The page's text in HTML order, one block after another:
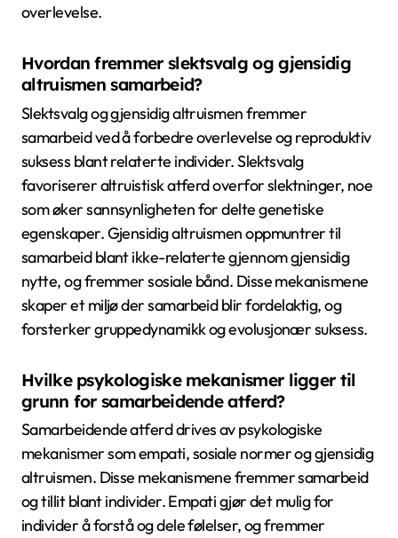
overlevelse.
Hvordan fremmer slektsvalg og gjensidig
altruismen samarbeid?
Slektsvalg og gjensidig altruismen fremmer
samarbeid ved å forbedre overlevelse og reproduktiv
suksess blant relaterte individer. Slektsvalg
favoriserer altruistisk atferd overfor slektninger, noe
som øker sannsynligheten for delte genetiske
egenskaper. Gjensidig altruismen oppmuntrer til
samarbeid blant ikke-relaterte gjennom gjensidig
nytte, og fremmer sosiale bånd. Disse mekanismene
skaper et miljø der samarbeid blir fordelaktig, og
forsterker gruppedynamikk og evolusjonær suksess.
Hvilke psykologiske mekanismer ligger til
grunn for samarbeidende atferd?
Samarbeidende atferd drives av psykologiske
mekanismer som empati, sosiale normer og gjensidig
altruismen. Disse mekanismene fremmer samarbeid
og tillit blant individer. Empati gjør det mulig for
individer å forstå og dele følelser, og fremmer